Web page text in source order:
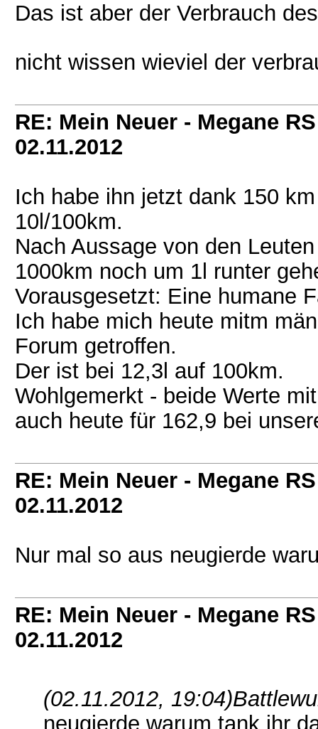
Das ist aber der Verbrauch
nicht wissen wieviel der
RE: Mein Neuer - Megane
02.11.2012
Ich habe ihn jetzt dank 150
10l/100km.
Nach Aussage von den
1000km noch um 1l runter
Vorausgesetzt: Eine humane
Ich habe mich heute mitm
Forum getroffen.
Der ist bei 12,3l auf 100km.
Wohlgemerkt - beide Werte
auch heute für 162,9 bei
RE: Mein Neuer - Megane
02.11.2012
Nur mal so aus neugierde
RE: Mein Neuer - Megane
02.11.2012
(02.11.2012, 19:04)
neugierde warum tank ihr